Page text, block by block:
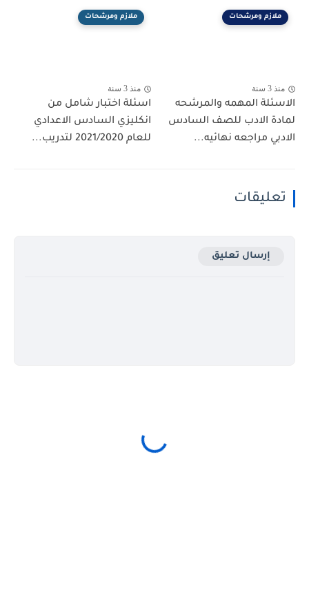
ملازم ومرشحات
منذ 3 سنة
الاسئلة المهمه والمرشحه
لمادة الادب للصف السادس
الادبي مراجعه نهائيه...
ملازم ومرشحات
منذ 3 سنة
اسئلة اختبار شامل من
انكليزي السادس الاعدادي
للعام 2021/2020 لتدريب...
تعليقات
إرسال تعليق